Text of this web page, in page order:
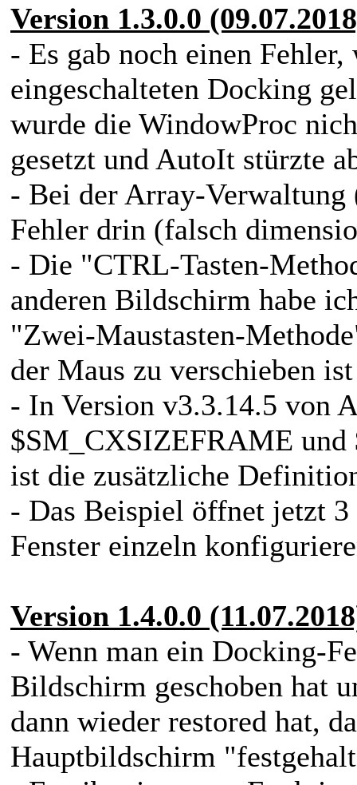
Version 1.3.0.0
- Es gab noch einen
eingeschalteten Docking
wurde die WindowProc
gesetzt und AutoIt stürzte
- Bei der Array-
Fehler drin (falsch
- Die "CTRL-Tasten-
anderen Bildschirm habe
"Zwei-Maustasten-
der Maus zu verschieben
- In Version v3.3.14.5 von
$SM_CXSIZEFRAME
ist die zusätzliche
- Das Beispiel öffnet jetzt 3
Fenster einzeln
Version 1.4.0.0
- Wenn man ein Docking-
Bildschirm geschoben hat
dann wieder restored hat,
Hauptbildschirm